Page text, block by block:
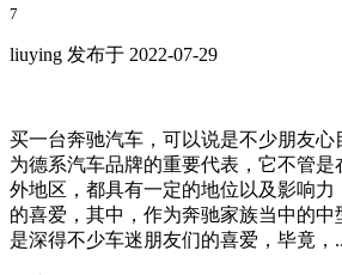
7
liuying 发布于 2022-07-29
买一台奔驰汽车，可以说是不少朋友心
为德系汽车品牌的重要代表，它不管
外地区，都具有一定的地位以及影响力
的喜爱，其中，作为奔驰家族当中的中
是深得不少车迷朋友们的喜爱，毕竟，